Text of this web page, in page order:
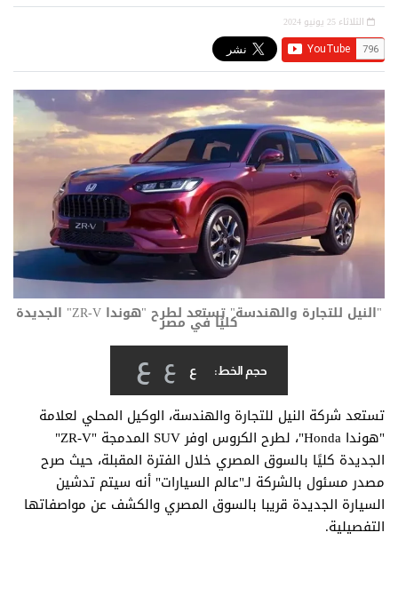
الثلاثاء 25 يونيو 2024
"النيل للتجارة والهندسة" تستعد لطرح "هوندا ZR-V" الجديدة كليُا في مصر
حجم الخط: ع ع ع
تستعد شركة النيل للتجارة والهندسة، الوكيل المحلي لعلامة
"هوندا Honda"، لطرح الكروس اوفر SUV المدمجة "ZR-V"
الجديدة كليًا بالسوق المصري خلال الفترة المقبلة، حيث صرح
مصدر مسئول بالشركة لـ"عالم السيارات" أنه سيتم تدشين
السيارة الجديدة قريبا بالسوق المصري والكشف عن مواصفاتها
التفصيلية.